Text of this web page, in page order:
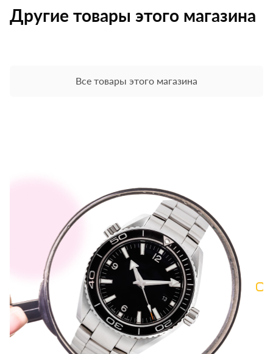
Другие товары этого магазина
Все товары этого магазина